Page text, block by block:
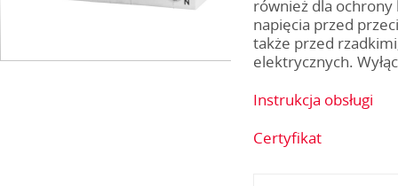
również dla
napięcia przed
także przed
elektrycznych.
Instrukcja obsługi
Certyfikat